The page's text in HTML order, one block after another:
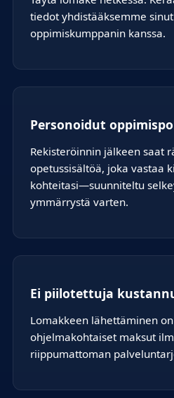
tiedot yhdistääksemme
oppimiskumppanin kanssa.
Personoidut
Rekisteröinnin jälkeen saat
opetussisältöä, joka vastaa
kohteitasi—suunniteltu
ymmärrystä varten.
Ei piilotettuja
Lomakkeen lähettäminen
ohjelmakohtaiset maksut
riippumattoman